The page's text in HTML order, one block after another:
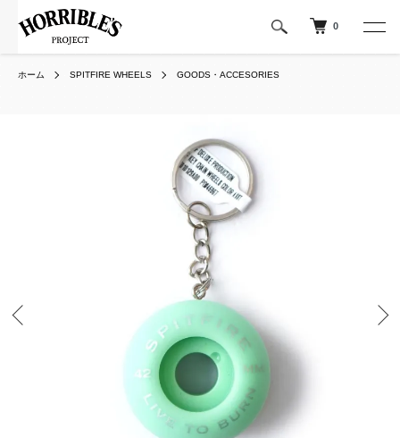
0
ホーム SPITFIRE WHEELS GOODS・ACCESORIES